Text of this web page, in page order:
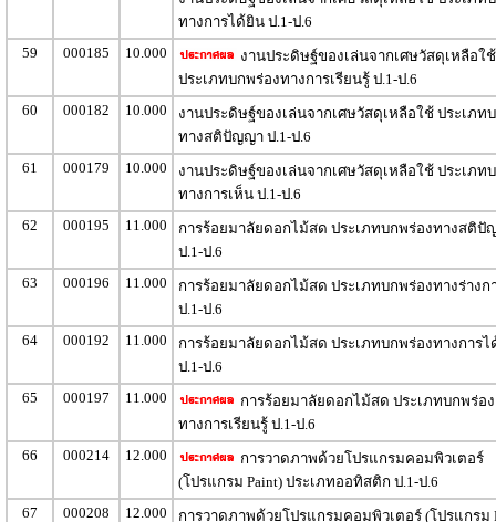
ทางการได้ยิน ป.1-ป.6
59
000185 10.000
งานประดิษฐ์ของเล่นจากเศษวัสดุเหลือใช้
ประเภทบกพร่องทางการเรียนรู้ ป.1-ป.6
60
000182 10.000
งานประดิษฐ์ของเล่นจากเศษวัสดุเหลือใช้ ประเภท
ทางสติปัญญา ป.1-ป.6
61
000179 10.000
งานประดิษฐ์ของเล่นจากเศษวัสดุเหลือใช้ ประเภท
ทางการเห็น ป.1-ป.6
62
000195 11.000
การร้อยมาลัยดอกไม้สด ประเภทบกพร่องทางสติปั
ป.1-ป.6
63
000196 11.000
การร้อยมาลัยดอกไม้สด ประเภทบกพร่องทางร่างก
ป.1-ป.6
64
000192 11.000
การร้อยมาลัยดอกไม้สด ประเภทบกพร่องทางการ
ป.1-ป.6
65
000197 11.000
การร้อยมาลัยดอกไม้สด ประเภทบกพร่อง
ทางการเรียนรู้ ป.1-ป.6
66
000214 12.000
การวาดภาพด้วยโปรแกรมคอมพิวเตอร์
(โปรแกรม Paint) ประเภทออทิสติก ป.1-ป.6
67
000208 12.000
การวาดภาพด้วยโปรแกรมคอมพิวเตอร์ (โปรแกรม